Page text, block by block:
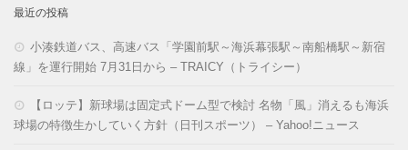
最近の投稿
小湊鉄道バス、高速バス「学園前駅～海浜幕張駅～南船橋駅～新宿
線」を運行開始 7月31日から – TRAICY（トライシー）
【ロッテ】新球場は固定式ドーム型で検討 名物「風」消えるも海浜
球場の特徴生かしていく方針（日刊スポーツ） – Yahoo!ニュース